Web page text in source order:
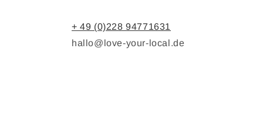
+ 49 (0)228 94771631
hallo@love-your-local.de